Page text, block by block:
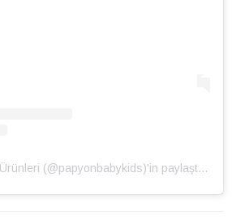
Yenidoğan ve Bebek Ürünleri (@papyonbabykids)'in paylaştığı bir gönderi